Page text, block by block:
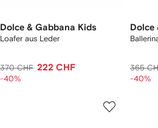
Dolce & Gabbana Kids
Loafer aus Leder
370 CHF 222 CHF
-40%
Dolce
365
-40%